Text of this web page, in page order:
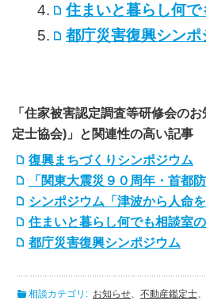
住まいと暮らし何
都庁災害復興シンポ
「住家被害認定調査等研修会の
定士協会)」と関連性の高い記事
復興まちづくりシンポジウム
「関東大震災９０周年・首都
シンポジウム「津波から人命
住まいと暮らし何でも相談室
都庁災害復興シンポジウム
相談カテゴリ: お知らせ、 不動産鑑定士、